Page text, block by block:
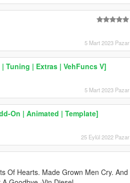
5 Mart 2023 Pazar
Tuning | Extras | VehFuncs V]
5 Mart 2023 Pazar
On | Animated | Template]
25 Eylül 2022 Pazar
Of Hearts. Made Grown Men Cry. And